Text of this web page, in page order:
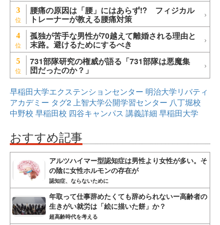
3 腰痛の原因は「腰」にはあらず!? フィジカル
トレーナーが教える腰痛対策
4 孤独が苦手な男性が70越えて離婚される理由と
末路。避けるためにするべき
5 731部隊研究の権威が語る「731部隊は悪魔集
団だったのか？」
早稲田大学エクステンションセンター 明治大学リバティ
アカデミー タグ2上智大学公開学習センター 八丁堀校
中野校 早稲田校 四谷キャンパス 講義詳細 早稲田大学
おすすめ記事
アルツハイマー型認知症は男性より女性が多い。そ
の陰に女性ホルモンの存在が
認知症、ならないために
年取って仕事辞めたくても辞められないー高齢者の
生きがい就労は「絵に描いた餅」か？
超高齢時代を考える